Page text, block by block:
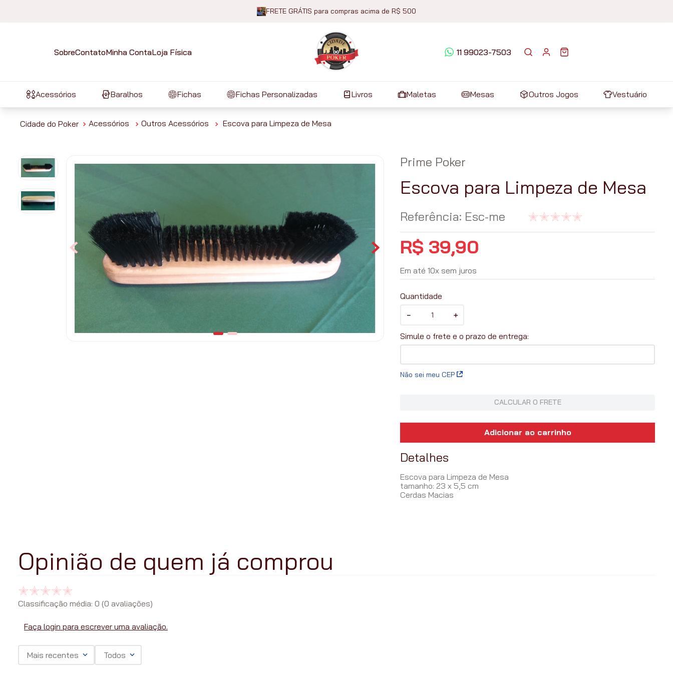
FRETE GRÁTIS para compras acima de R$ 500
SobreContatoMinha ContaLoja Física 11 99023-7503
Acessórios Baralhos Fichas Fichas Personalizadas Livros Maletas Mesas Outros Jogos Vestuário
Acessórios Outros Acessórios Escova para Limpeza de Mesa
Prime Poker
Escova para Limpeza de Mesa
Referência: Esc-me
R$ 39,90
Em até10x sem juros
Quantidade
＋
－
Não sei meu CEP
CALCULAR O FRETE
Adicionar ao carrinho
Detalhes
Escova para Limpeza de Mesa
tamanho: 23 x 5,5 cm
Cerdas Macias
Classificação média: 0 (0 avaliações)
Faça login para escrever uma avaliação.
Mais recentes Todos